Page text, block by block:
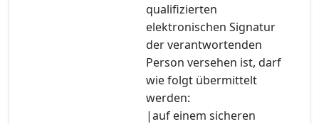
qualifizierten
elektronischen Signatur
der verantwortenden
Person versehen ist, darf
wie folgt übermittelt
werden:
|auf einem sicheren